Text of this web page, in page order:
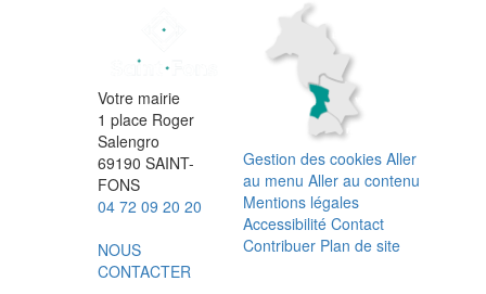
Votre mairie
1 place Roger
Salengro
69190 SAINT-
FONS
04 72 09 20 20
NOUS
CONTACTER
Gestion des cookies Aller
au menu Aller au contenu
Mentions légales
Accessibilité Contact
Contribuer Plan de site